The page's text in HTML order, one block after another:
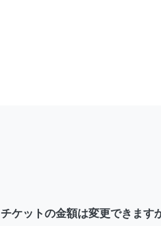
チケットの金額は変更できます